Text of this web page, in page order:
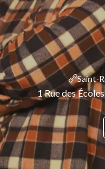
Saint-
1 Rue des